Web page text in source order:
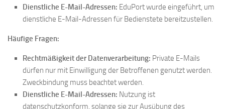
Dienstliche E-Mail-Adressen: EduPort wurde eingeführt, um
dienstliche E-Mail-Adressen für Bedienstete bereitzustellen.
Häufige Fragen:
Rechtmäßigkeit der Datenverarbeitung: Private E-Mails
dürfen nur mit Einwilligung der Betroffenen genutzt werden.
Zweckbindung muss beachtet werden.
Dienstliche E-Mail-Adressen: Nutzung ist
datenschutzkonform, solange sie zur Ausübung des